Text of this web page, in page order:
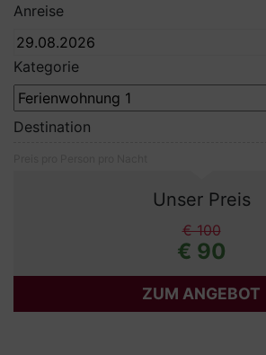
Anreise
Kategorie
Destination
Unser Preis
€ 100
€ 90
ZUM ANGEBOT